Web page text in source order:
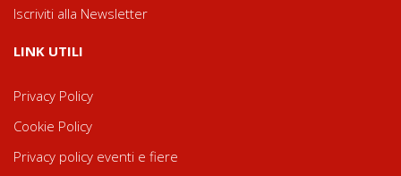
Iscriviti alla Newsletter
LINK UTILI
Privacy Policy
Cookie Policy
Privacy policy eventi e fiere